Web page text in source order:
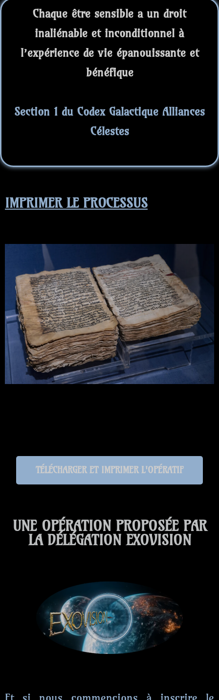
Chaque être sensible a un droit
inaliénable et inconditionnel à
l’expérience de vie épanouissante et
bénéfique
Section 1 du Codex Galactique Alliances
Célestes
IMPRIMER LE PROCESSUS
TÉLÉCHARGER ET IMPRIMER L'OPÉRATIF
UNE OPÉRATION PROPOSÉE PAR
LA DÉLÉGATION EXOVISION